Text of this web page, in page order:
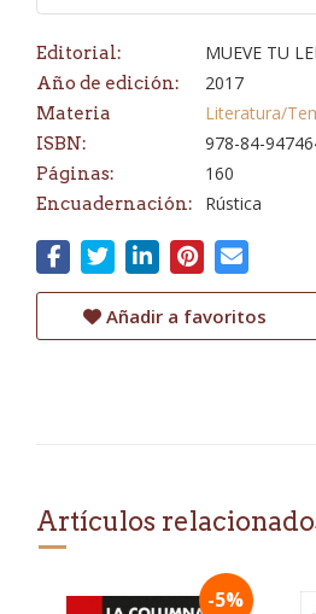
Editorial: MUEVE TU
Año de edición: 2017
Materia Literatura/
ISBN: 978-84-
Páginas: 160
Encuadernación: Rústica
Añadir a favoritos
Artículos
-5%